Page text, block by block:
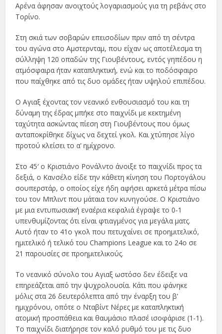
Αρένα άφησαν ανοιχτούς λογαριασμούς για τη ρεβάνς στο
Τορίνο.
Στη σκιά των σοβαρών επεισοδίων πριν από τη σέντρα
του αγώνα στο Αμστερνταμ, που είχαν ως αποτέλεσμα τη
σύλληψη 120 οπαδών της Γιουβέντους, εντός γηπέδου η
ατμόσφαιρα ήταν καταπληκτική, ενώ και το ποδόσφαιρο
που παίχθηκε από τις δυο ομάδες ήταν υψηλού επιπέδου.
Ο Αγιαξ έχοντας τον νεανικό ενθουσιασμό του και τη
δύναμη της έδρας μπήκε στο παιχνίδι με κεκτημένη
ταχύτητα ασκώντας πίεση στη Γιουβέντους που όμως
ανταποκρίθηκε δίχως να δεχτεί γκολ. Και χτύπησε λίγο
προτού κλείσει το α’ ημίχρονο.
Στο 45′ ο Κριστιάνο Ρονάλντο άνοιξε το παιχνίδι προς τα
δεξιά, ο Κανσέλο είδε την κάθετη κίνηση του Πορτογάλου
σουπερστάρ, ο οποίος είχε ήδη αφήσει αρκετά μέτρα πίσω
του τον Μπλιντ που μάταια τον κυνηγούσε. Ο Κριστιάνο
με μια εντυπωσιακή εναέρια κεφαλιά έγραψε το 0-1
υπενθυμίζοντας ότι είναι φτιαγμένος για μεγάλα ματς.
Αυτό ήταν το 41ο γκολ που πετυχαίνει σε προημιτελικό,
ημιτελικό ή τελικό του Champions League και το 24ο σε
21 παρουσίες σε προημιτελικούς.
Το νεανικό σύνολο του Αγιαξ ωστόσο δεν έδειξε να
επηρεάζεται από την ψυχρολουσία. Κάτι που φάνηκε
μόλις στα 26 δευτερόλεπτα από την έναρξη του β’
ημιχρόνου, οπότε ο Νταβίντ Νέρες με καταπληκτική
ατομική προσπάθεια και θαυμάσιο πλασέ ισοφάρισε (1-1).
Το παιχνίδι διατήρησε τον καλό ρυθμό του με τις δυο